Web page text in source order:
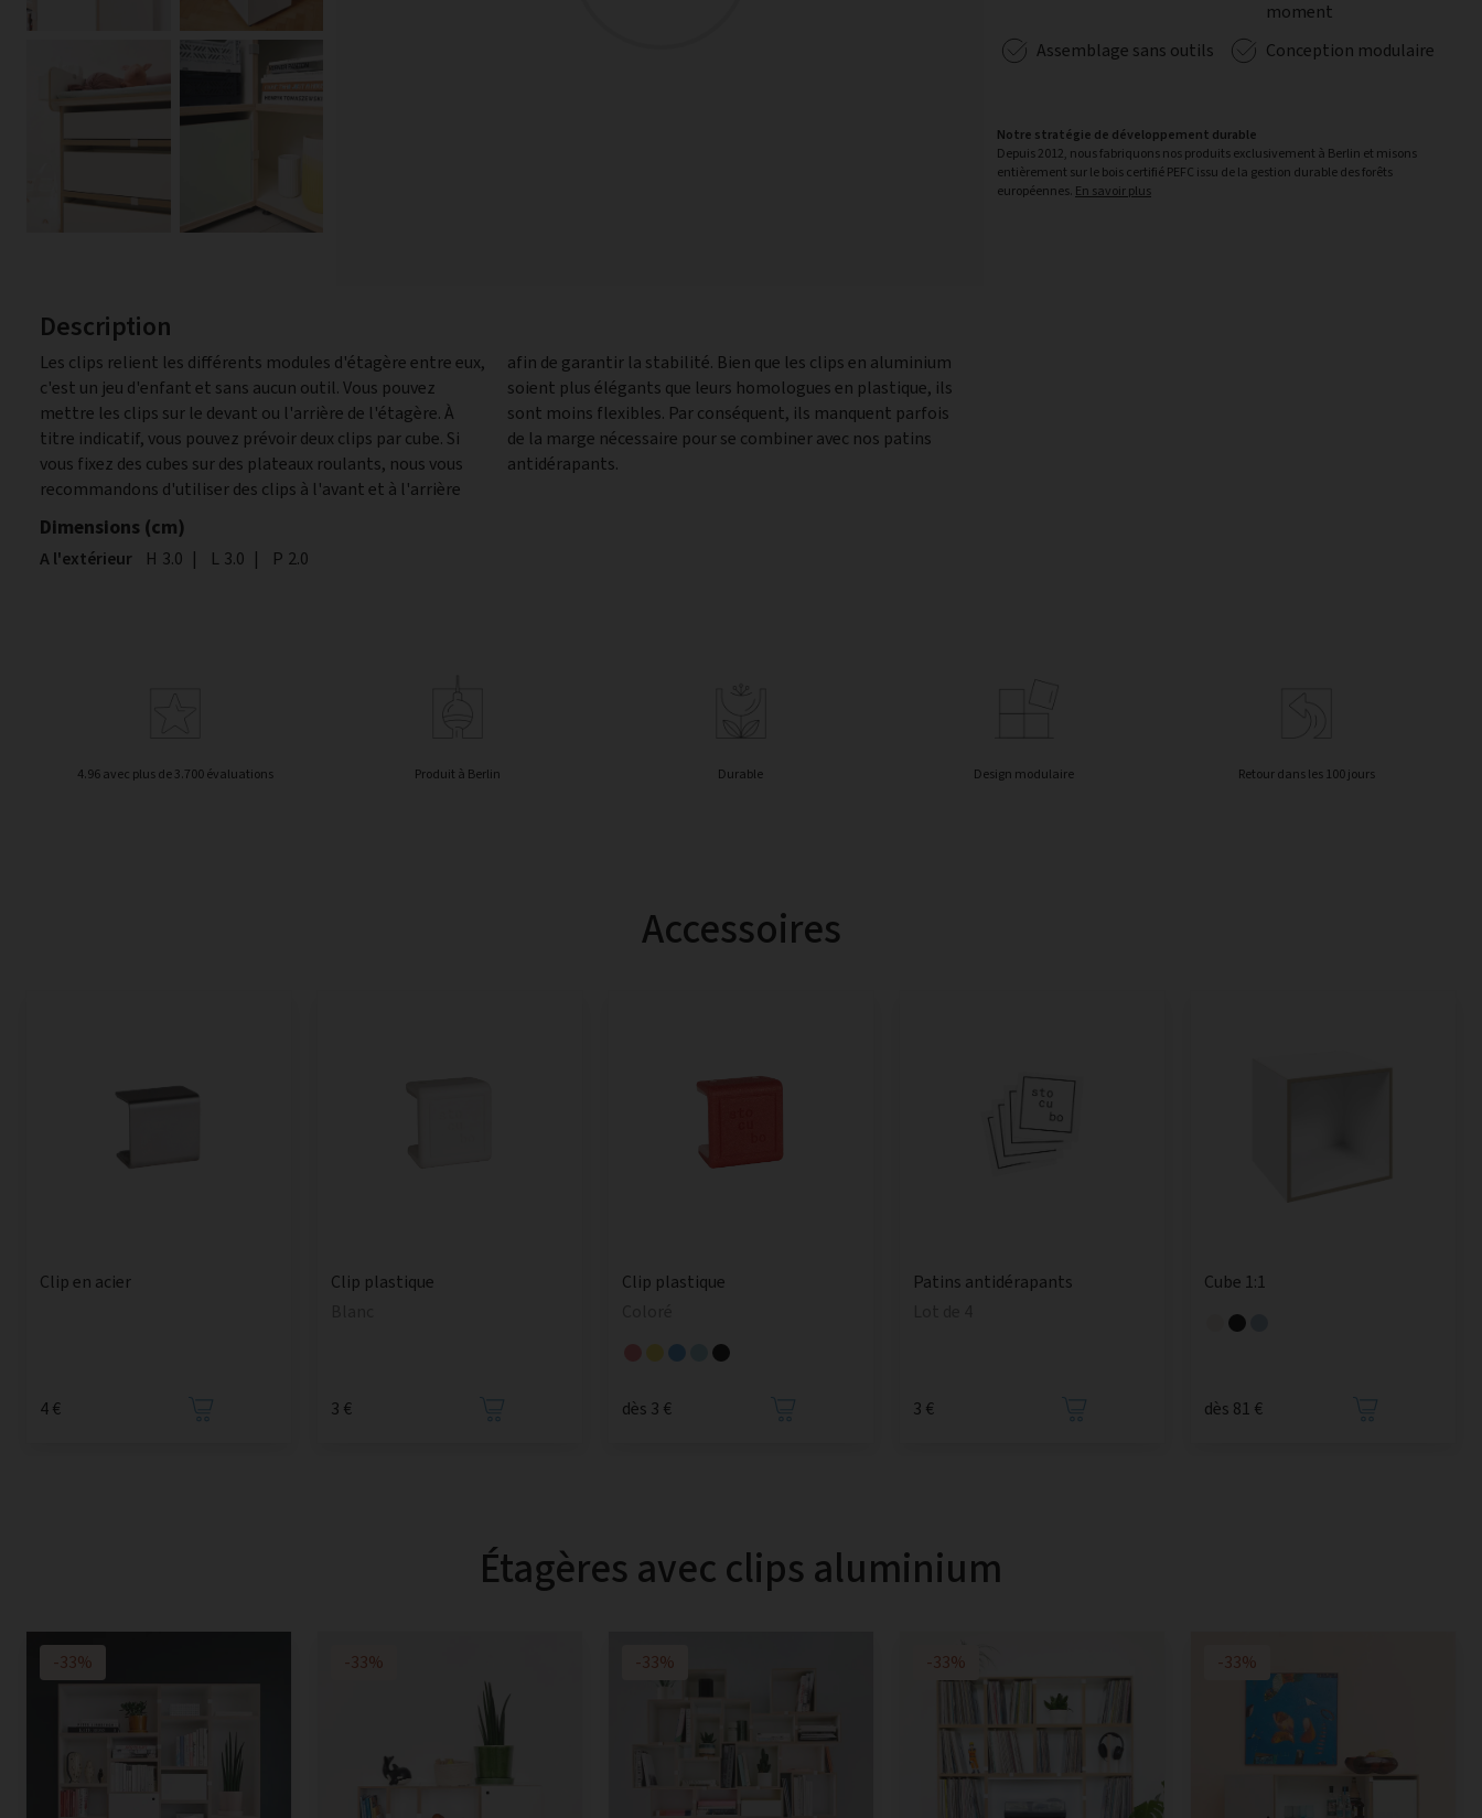
Description
Les clips relient les différents modules d'étagère entre eux,
c'est un jeu d'enfant et sans aucun outil. Vous pouvez
mettre les clips sur le devant ou l'arrière de l'étagère. À
titre indicatif, vous pouvez prévoir deux clips par cube. Si
vous fixez des cubes sur des plateaux roulants, nous vous
recommandons d'utiliser des clips à l'avant et à l'arrière
afin de garantir la stabilité. Bien que les clips en aluminium
soient plus élégants que leurs homologues en plastique, ils
sont moins flexibles. Par conséquent, ils manquent parfois
de la marge nécessaire pour se combiner avec nos patins
antidérapants.
Dimensions (cm)
A l'extérieur Hauteur
H 3.0 | Largeur
L 3.0 | Profondeur
P 2.0
moment
Assemblage sans outils
Conception modulaire
Notre stratégie de développement durable
Depuis 2012, nous fabriquons nos produits exclusivement à Berlin et misons
entièrement sur le bois certifié PEFC issu de la gestion durable des forêts
européennes. En savoir plus
4.96 avec plus de 3.700 évaluations Produit à Berlin Durable Design modulaire Retour dans les 100 jours
Accessoires
Clip en acier
4 €
Clip plastique
3 €
Clip plastique
dès 3 €
Patins antidérapants
3 €
Cube 1:1
dès 81 €
Étagères avec clips aluminium
-33% -33% -33% -33% -33%